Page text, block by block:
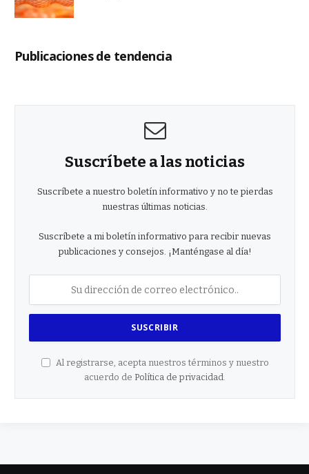
Publicaciones de tendencia
Suscríbete a las noticias
Suscríbete a nuestro boletín informativo y no te pierdas
nuestras últimas noticias.
Suscríbete a mi boletín informativo para recibir nuevas
publicaciones y consejos. ¡Manténgase al día!
Al registrarse, acepta nuestros términos y nuestro
acuerdo de Política de privacidad.